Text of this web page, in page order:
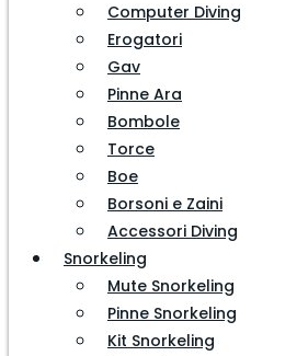
Computer Diving
Erogatori
Gav
Pinne Ara
Bombole
Torce
Boe
Borsoni e Zaini
Accessori Diving
Snorkeling
Mute Snorkeling
Pinne Snorkeling
Kit Snorkeling